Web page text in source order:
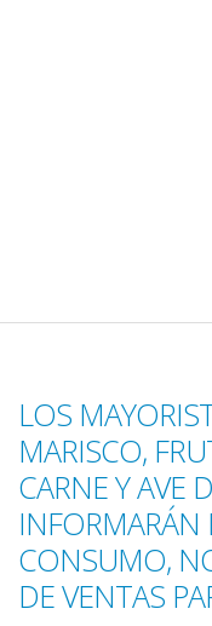
LOS
MARISCO,
CARNE Y AVE
INFORMARÁN
CONSUMO,
DE VENTAS